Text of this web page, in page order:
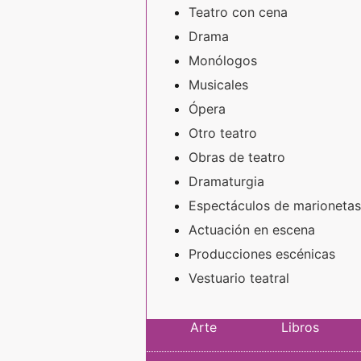
Teatro con cena
Drama
Monólogos
Musicales
Ópera
Otro teatro
Obras de teatro
Dramaturgia
Espectáculos de marionetas
Actuación en escena
Producciones escénicas
Vestuario teatral
Arte Libros